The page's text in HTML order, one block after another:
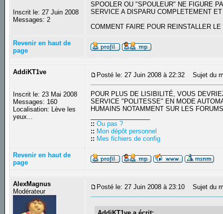
Inscrit le: 27 Juin 2008
Messages: 2
SPOOLER OU "SPOULEUR" NE FIGURE
SERVICE A DISPARU COMPLETEMENT
COMMENT FAIRE POUR REINSTALLER
Revenir en haut de
page
AddiKT1ve
Inscrit le: 23 Mai 2008
Messages: 160
Localisation: Lève les
yeux...
Posté le: 27 Juin 2008 à 22:32 Sujet du
POUR PLUS DE LISIBILITÉ, VOUS
SERVICE "POLITESSE" EN MODE
HUMAINS NOTAMMENT SUR LES
:: Ou pas ?
:: Mon dépôt personnel
:: Mes fichiers de config
Revenir en haut de
page
AlexMagnus
Modérateur
Posté le: 27 Juin 2008 à 23:10 Sujet du